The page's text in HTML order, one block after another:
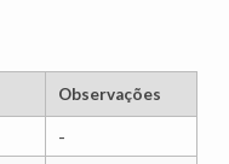
Observações
-